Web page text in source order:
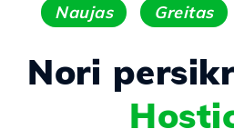
Naujas Greitas
Nori